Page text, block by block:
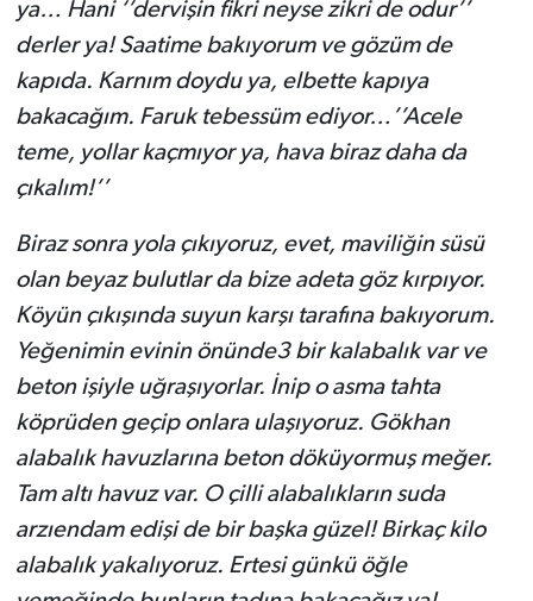
ya… Hani ‘’dervişin fikri neyse zikri de odur’’
derler ya! Saatime bakıyorum ve gözüm de
kapıda. Karnım doydu ya, elbette kapıya
bakacağım. Faruk tebessüm ediyor…’’Acele
teme, yollar kaçmıyor ya, hava biraz daha da
çıkalım!’’
Biraz sonra yola çıkıyoruz, evet, maviliğin süsü
olan beyaz bulutlar da bize adeta göz kırpıyor.
Köyün çıkışında suyun karşı tarafına bakıyorum.
Yeğenimin evinin önünde3 bir kalabalık var ve
beton işiyle uğraşıyorlar. İnip o asma tahta
köprüden geçip onlara ulaşıyoruz. Gökhan
alabalık havuzlarına beton döküyormuş meğer.
Tam altı havuz var. O çilli alabalıkların suda
arzıendam edişi de bir başka güzel! Birkaç kilo
alabalık yakalıyoruz. Ertesi günkü öğle